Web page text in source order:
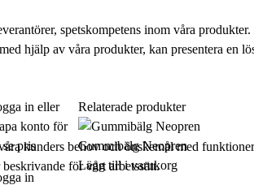
spetskompetens inom våra
hjälp av våra produkter, kan presentera en
kunders behov och önskemål med
för vårt arbetssätt.
in eller
konto för
se pris
in
Relaterade produkter
Gummibälg Neopren
Lägg till i varukorg